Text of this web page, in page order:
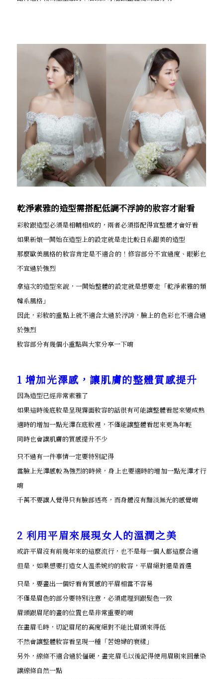
乾淨素雅的造型需搭配低調不浮誇的妝容才耐看
彩妝跟造型必須是相輔相成的，兩者必須搭配得宜整體才會好看
如果新娘一開始在造型上的設定就是走比較日系甜美的造型
那麼歐美風格的妝容肯定是不適合的！修容部分不宜過度、眼影也
不宜過於強烈
拿這次的造型來說，一開始整體的設定就是想要走「乾淨素雅的類
韓系風格」
因此，彩妝的重點上就不適合太過於浮誇，臉上的色彩也不適合過
於強烈
妝容部分有幾個小重點與大家分享一下唷
1 增加光澤感，讓肌膚的整體質感提升
因為造型已經非常素雅了
如果這時後底妝是呈現霧面妝容的話很有可能讓整體看起來變成熟
適時的增加一點光澤在底妝裡，不僅能讓整體看起來更為年輕
同時也會讓肌膚的質感提升不少
只不過有一件事情一定要特別記得
當臉上光澤感較為強烈的時候，身上也要適時的增加一點光澤才行
唷
千萬不要讓人覺得只有臉部透亮，而身體沒有黯淡無光的感覺唷
2 利用平眉來展現女人的溫潤之美
或許平眉沒有前幾年來的這麼流行，也不是每一個人都這麼合適
但是，如果想要打造女人溫柔婉約的妝容，平眉絕對還是首選
只是，要畫出一個好看有質感的平眉相當不容易
不僅是眉色的部分要特別注意，必須處理到跟髮色一致
眉頭跟眉尾的畫的位置也是非常重要的唷
在畫眉毛時，切記眉尾的高度絕對不能比眉頭來得低
不然會讓整體妝容看呈現一種「苦媳婦的衰樣」
另外，線條不適合過於僵硬，畫完眉毛以後記得使用眉刷來回暈染
讓線條自然一點